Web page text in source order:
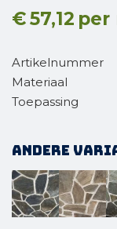
€57,12 per
Artikelnummer
Materiaal
Toepassing
Andere